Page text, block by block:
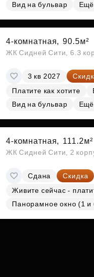
Вид на бульвар
Ещё
4-комнатная, 90.5м²
ЖК Сидней Сити, 6.3
3 кв 2027
Платите как хотите
Вид на бульвар
Ещё
4-комнатная, 111.2м²
ЖК Сидней Сити, 2
Сдана Скидка
Живите сейчас -
Панорамное окно (1 и